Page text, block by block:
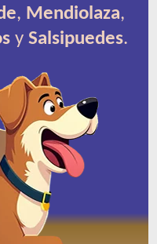
, Mendiolaza,
y Salsipuedes.